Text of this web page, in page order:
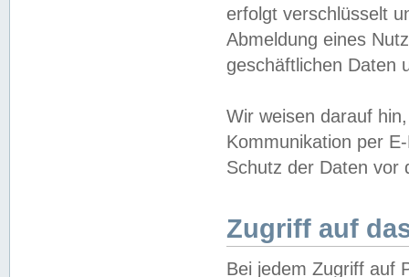
erfolgt verschlüsselt
Abmeldung eines
geschäftlichen Daten
Wir weisen darauf
Kommunikation per
Schutz der Daten vor
Zugriff auf
Bei jedem Zugriff auf